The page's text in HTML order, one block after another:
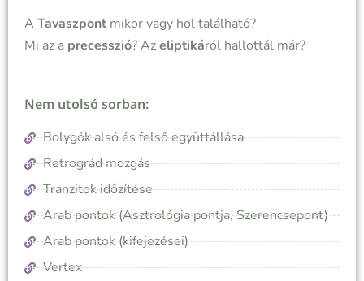
A Tavaszpont mikor vagy hol található?
Mi az a precesszió? Azeliptikáról hallottál már?
Nem utolsó sorban:
Bolygók alsó és felső együttállása
Retrográd mozgás
Tranzitok időzítése
Arab pontok (Asztrológia pontja, Szerencsepont)
Arab pontok (kifejezései)
Vertex